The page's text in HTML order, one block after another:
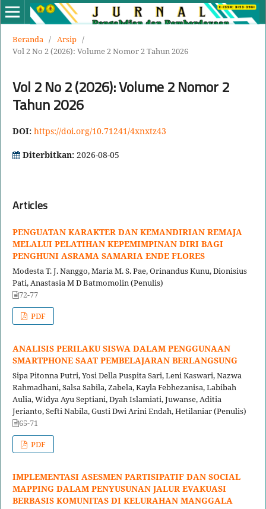
Beranda / Arsip /
Vol 2 No 2 (2026): Volume 2 Nomor 2 Tahun 2026
Vol 2 No 2 (2026): Volume 2 Nomor 2
Tahun 2026
DOI: https://doi.org/10.71241/4xnxtz43
Diterbitkan: 2026-08-05
Articles
PENGUATAN KARAKTER DAN KEMANDIRIAN REMAJA
MELALUI PELATIHAN KEPEMIMPINAN DIRI BAGI
PENGHUNI ASRAMA SAMARIA ENDE FLORES
Modesta T. J. Nanggo, Maria M. S. Pae, Orinandus Kunu, Dionisius
Pati, Anastasia M D Batmomolin (Penulis)
72-77
PDF
ANALISIS PERILAKU SISWA DALAM PENGGUNAAN
SMARTPHONE SAAT PEMBELAJARAN BERLANGSUNG
Sipa Pitonna Putri, Yosi Della Puspita Sari, Leni Kaswari, Nazwa
Rahmadhani, Salsa Sabila, Zabela, Kayla Febhezanisa, Labibah
Aulia, Widya Ayu Septiani, Dyah Islamiati, Juwanse, Aditia
Jerianto, Sefti Nabila, Gusti Dwi Arini Endah, Hetilaniar (Penulis)
65-71
PDF
IMPLEMENTASI ASESMEN PARTISIPATIF DAN SOCIAL
MAPPING DALAM PENYUSUNAN JALUR EVAKUASI
BERBASIS KOMUNITAS DI KELURAHAN MANGGALA